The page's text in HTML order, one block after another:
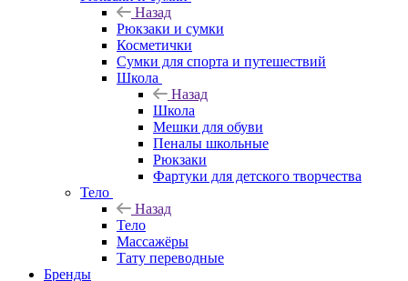
Назад
Рюкзаки и сумки
Косметички
Сумки для спорта и путешествий
Школа
Назад
Школа
Мешки для обуви
Пеналы школьные
Рюкзаки
Фартуки для детского творчества
Тело
Назад
Тело
Массажёры
Тату переводные
Бренды